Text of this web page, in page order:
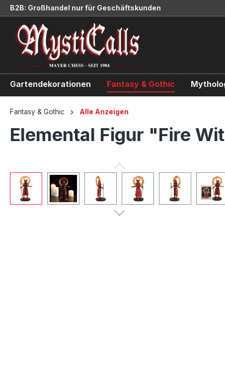
Zur Hauptnavigation springen
B2B: Großhandel nur für Geschäftskunden
Gartendekorationen Fantasy & Gothic
Fantasy & Gothic Alle Anzeigen
Elemental Figur "Fire
Bildergalerie überspringen